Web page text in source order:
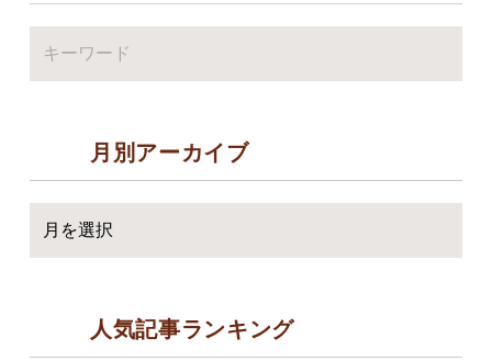
月別アーカイブ
人気記事ランキング